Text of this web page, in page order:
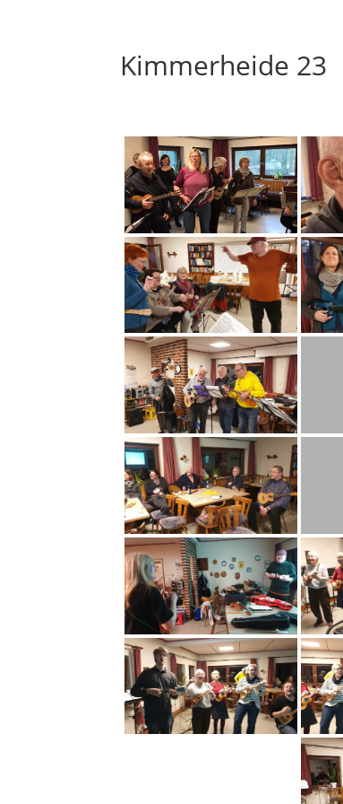
Kimmerheide 23